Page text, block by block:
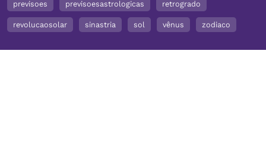
previsoes previsoesastrologicas retrogrado
revolucaosolar sinastria sol vênus zodiaco